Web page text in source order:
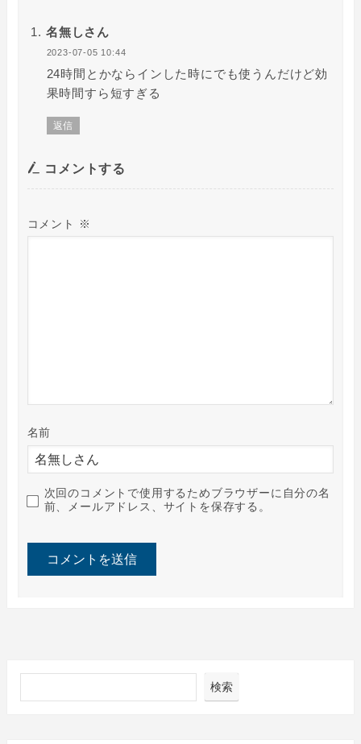
名無しさん
2023-07-05 10:44
24時間とかならインした時にでも使うんだけど効
果時間すら短すぎる
返信
コメントする
コメント ※
名前
次回のコメントで使用するためブラウザーに自分の名
前、メールアドレス、サイトを保存する。
検索